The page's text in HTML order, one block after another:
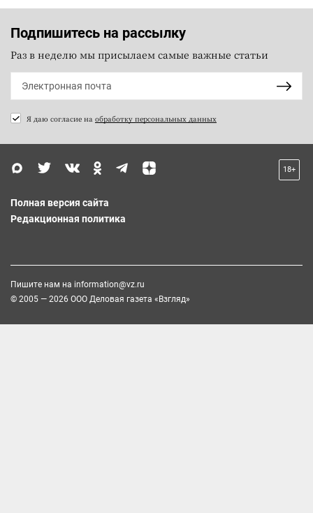
Подпишитесь на рассылку
Раз в неделю мы присылаем самые важные статьи
Я даю согласие на обработку персональных данных
18+
Полная версия сайта
Редакционная политика
Пишите нам на information@vz.ru
© 2005 — 2026 ООО Деловая газета «Взгляд»